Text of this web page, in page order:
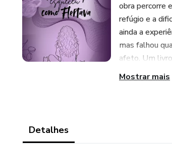
obra percorre
refúgio e a
ainda a
mas falhou
afeto. Um livro
Mostrar mais
Detalhes